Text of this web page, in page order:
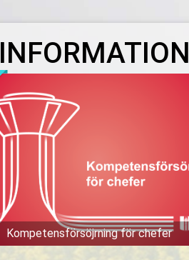
INFORMATION
Kompetensförsöjrning för chefer